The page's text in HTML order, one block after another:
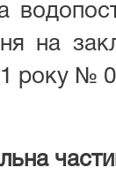
на
року №